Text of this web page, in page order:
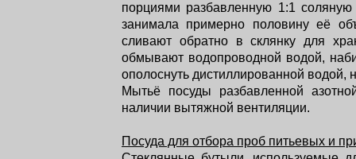
порциями разбавленную 1:1
занимала примерно половину её
сливают обратно в склянку для
обмывают водопроводной водой,
ополоснуть дистиллированной водой,
Мытьё посуды разбавленной
наличии вытяжной вентиляции.
Посуда для отбора проб питьевых и